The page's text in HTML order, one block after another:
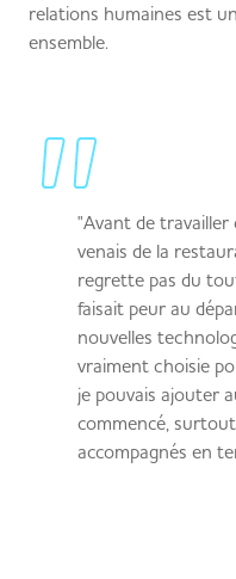
relations humaines est
ensemble.
"Avant de travailler
venais de la
regrette pas du
faisait peur au
nouvelles
vraiment choisie
je pouvais ajouter
commencé,
accompagnés en